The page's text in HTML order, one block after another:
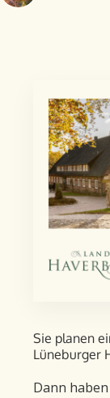
Sie planen
Lüneburger
Dann